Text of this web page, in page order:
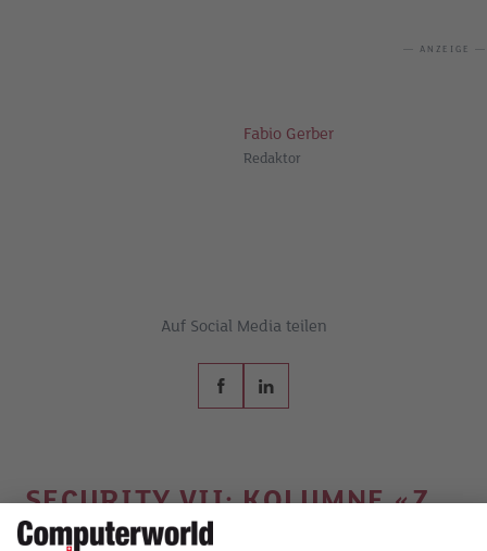
— ANZEIGE —
Fabio Gerber
Redaktor
Auf Social Media teilen
SECURITY VII: KOLUMNE «Z
WISCHEN 0 UND 1»